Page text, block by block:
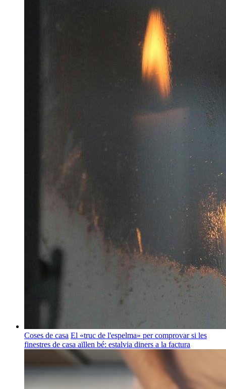
Coses de casa El «truc de l'espelma» per comprovar si les
finestres de casa aïllen bé: estalvia diners a la factura